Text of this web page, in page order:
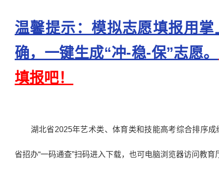
温馨提示：模拟志愿填报用
确，一键生成“冲-稳-保”志愿。
填报吧！
湖北省2025年艺术类、体育类和技能高考综合排序成
省招办“一码通查”扫码进入下载，也可电脑浏览器访问教育